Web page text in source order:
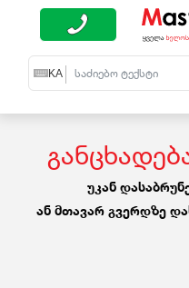
EN KA RU
უკან
ან მთავარ გვერდზე